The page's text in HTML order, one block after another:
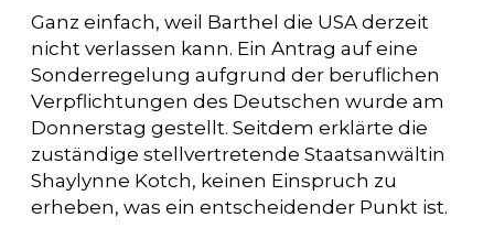
Ganz einfach, weil Barthel die USA derzeit
nicht verlassen kann. Ein Antrag auf eine
Sonderregelung aufgrund der beruflichen
Verpflichtungen des Deutschen wurde am
Donnerstag gestellt. Seitdem erklärte die
zuständige stellvertretende Staatsanwältin
Shaylynne Kotch, keinen Einspruch zu
erheben, was ein entscheidender Punkt ist.